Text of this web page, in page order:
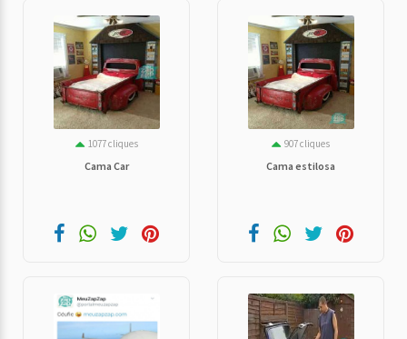
1077 cliques
Cama Car
907 cliques
Cama estilosa